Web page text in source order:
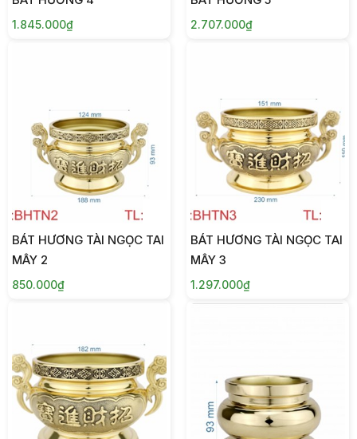
1.845.000₫ 2.707.000₫
BÁT HƯƠNG TÀI NGỌC TAI
MÂY 2
850.000₫
BÁT HƯƠNG TÀI NGỌC TAI
MÂY 3
1.297.000₫